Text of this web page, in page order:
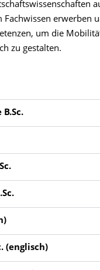
erwerben
um die
zu gestalten.
(englisch)